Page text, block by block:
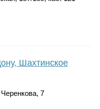
Шахтинское
7